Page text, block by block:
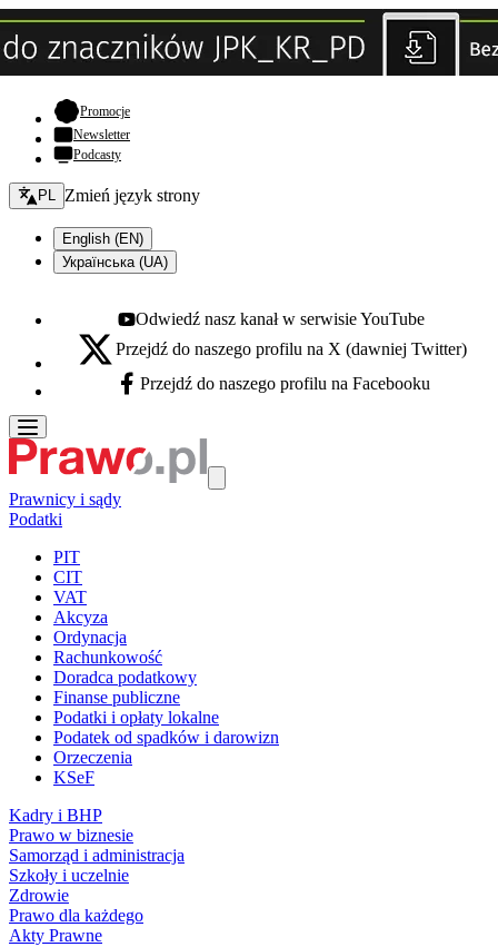
Promocje- otwiera się w nowej karcie
Newsletter
Podcasty
Zmień język - bieżący:
PL Zmień język strony
English (EN)
Українська (UA)
Youtube - otwiera się w nowej karcie
Odwiedź nasz kanał w serwisie YouTube
X - otwiera się w nowej karcie
Przejdź do naszego profilu na X (dawniej Twitter)
Facebook - otwiera się w nowej karcie
Przejdź do naszego profilu na Facebooku
Prawnicy i sądy
Podatki
PIT
CIT
VAT
Akcyza
Ordynacja
Rachunkowość
Doradca podatkowy
Finanse publiczne
Podatki i opłaty lokalne
Podatek od spadków i darowizn
Orzeczenia
KSeF
Kadry i BHP
Prawo w biznesie
Samorząd i administracja
Szkoły i uczelnie
Zdrowie
Prawo dla każdego
Akty Prawne